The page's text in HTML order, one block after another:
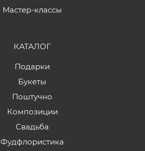
Мастер-классы
КАТАЛОГ
Подарки
Букеты
Поштучно
Композиции
Свадьба
Фудфлористика